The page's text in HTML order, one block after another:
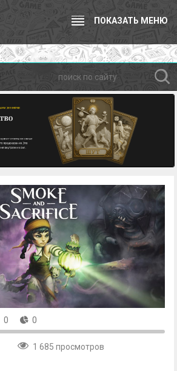
ПОКАЗАТЬ МЕНЮ
0 0
1 685 просмотров